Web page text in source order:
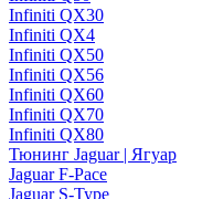
Infiniti QX30
Infiniti QX4
Infiniti QX50
Infiniti QX56
Infiniti QX60
Infiniti QX70
Infiniti QX80
Тюнинг Jaguar | Ягуар
Jaguar F-Pace
Jaguar S-Type